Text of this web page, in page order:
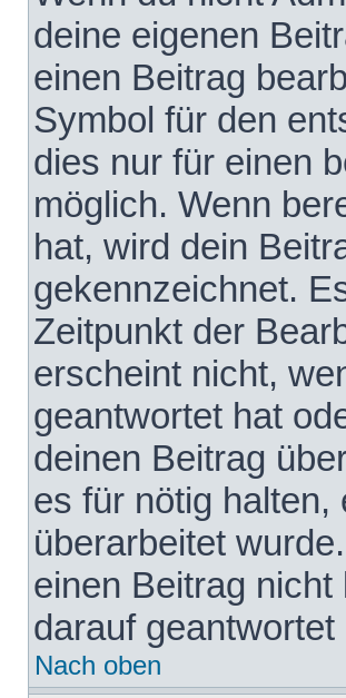
deine eigenen
einen Beitrag
Symbol für den
dies nur für einen
möglich. Wenn
hat, wird dein
gekennzeichnet.
Zeitpunkt der
erscheint nicht,
geantwortet hat
deinen Beitrag
es für nötig
überarbeitet
einen Beitrag
darauf geantwortet
Nach oben